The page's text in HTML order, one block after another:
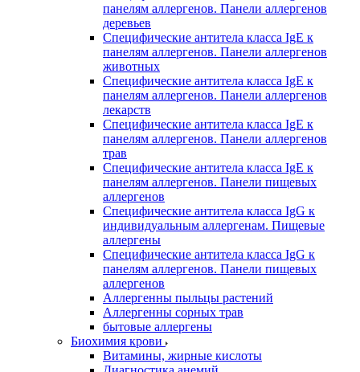
панелям аллергенов. Панели аллергенов
деревьев
Специфические антитела класса IgE к
панелям аллергенов. Панели аллергенов
животных
Специфические антитела класса IgE к
панелям аллергенов. Панели аллергенов
лекарств
Специфические антитела класса IgE к
панелям аллергенов. Панели аллергенов
трав
Специфические антитела класса IgE к
панелям аллергенов. Панели пищевых
аллергенов
Специфические антитела класса IgG к
индивидуальным аллергенам. Пищевые
аллергены
Специфические антитела класса IgG к
панелям аллергенов. Панели пищевых
аллергенов
Аллергенны пыльцы растений
Аллергенны сорных трав
бытовые аллергены
Биохимия крови
Витамины, жирные кислоты